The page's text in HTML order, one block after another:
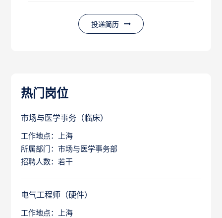
投递简历
热门岗位
市场与医学事务（临床）
工作地点：上海
所属部门：市场与医学事务部
招聘人数：若干
电气工程师（硬件）
工作地点：上海